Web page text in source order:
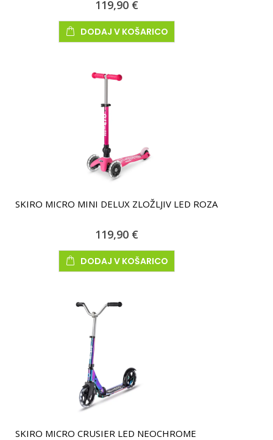
119,90 €
DODAJ V KOŠARICO
SKIRO MICRO MINI DELUX ZLOŽLJIV LED ROZA
119,90 €
DODAJ V KOŠARICO
SKIRO MICRO CRUSIER LED NEOCHROME